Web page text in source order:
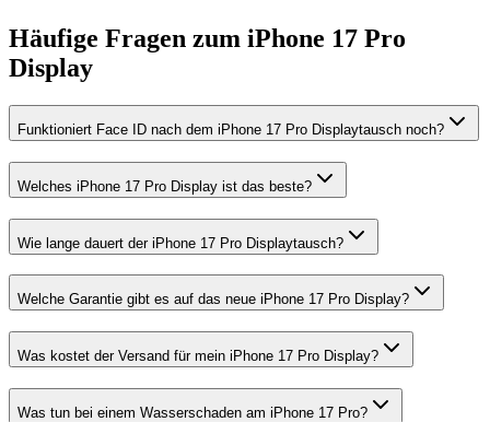
Häufige Fragen zum iPhone 17 Pro
Display
Funktioniert Face ID nach dem iPhone 17 Pro Displaytausch noch?
Welches iPhone 17 Pro Display ist das beste?
Wie lange dauert der iPhone 17 Pro Displaytausch?
Welche Garantie gibt es auf das neue iPhone 17 Pro Display?
Was kostet der Versand für mein iPhone 17 Pro Display?
Was tun bei einem Wasserschaden am iPhone 17 Pro?